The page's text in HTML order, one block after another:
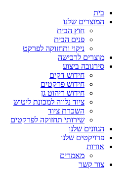
בית
המוצרים שלנו
חוץ הבית
פנים הבית
ניקוי ותחזוקה לפרקט
מוצרים לרכישה
סירנובה ביצוע
חידוש דקים
חידוש פרקטים
חידוש ריהוט גן
ציוד נלווה למכונת ליטוש
השכרת ציוד
שירותי תחזוקה לפרקטים
הגוונים שלנו
פרויקטים שלנו
אודות
מאמרים
צור קשר